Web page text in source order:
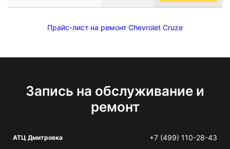
Прайс-лист на ремонт Chevrolet Cruze
Запись на обслуживание и
ремонт
АТЦ Дмитровка +7 (499) 110-28-43